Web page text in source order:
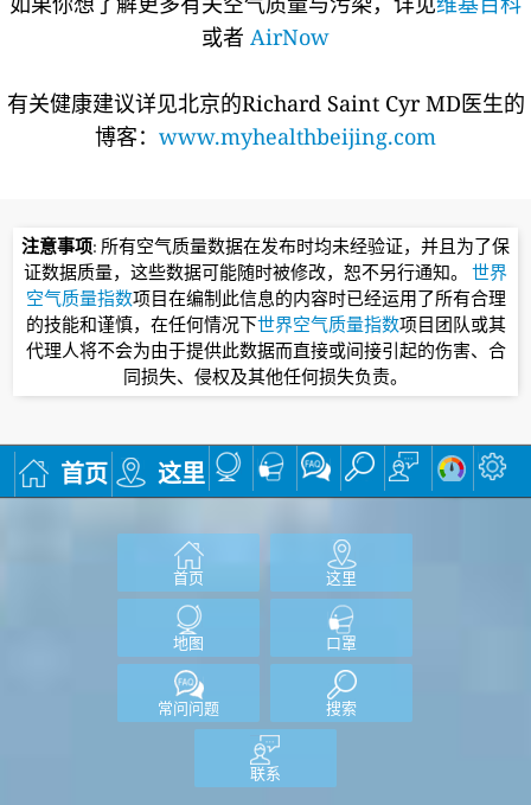
或者 AirNow
有关健康建议详见北京的Richard Saint Cyr MD医生的
博客： www.myhealthbeijing.com
注意事项: 所有空气质量数据在发布时均未经验证，并且为了保
证数据质量，这些数据可能随时被修改，恕不另行通知。 世界
空气质量指数项目在编制此信息的内容时已经运用了所有合理
的技能和谨慎，在任何情况下世界空气质量指数项目团队或其
代理人将不会为由于提供此数据而直接或间接引起的伤害、合
同损失、侵权及其他任何损失负责。
首页 这里
首页 这里
地图 口罩
常问问题 搜索
联系